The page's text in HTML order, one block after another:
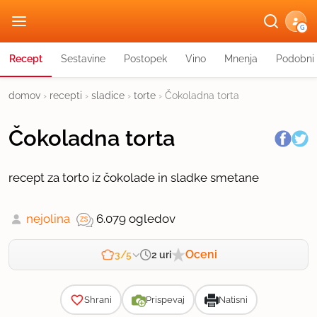
G
Recept Sestavine Postopek Vino Mnenja
domov › recepti › sladice › torte › Čokoladna torta
Čokoladna torta
recept za torto iz čokolade in sladke smetane
nejolina 6.079 ogledov
3/5 2 uri Oceni
Shrani Prispevaj Natisni